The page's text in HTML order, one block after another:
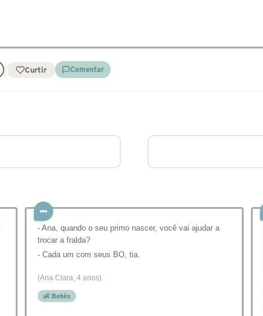
Curtir Comentar
- Ana, quando o seu primo nascer, você vai ajudar a
trocar a fralda?
- Cada um com seus BO, tia.
(Ana Clara, 4 anos)
👶 Bebês